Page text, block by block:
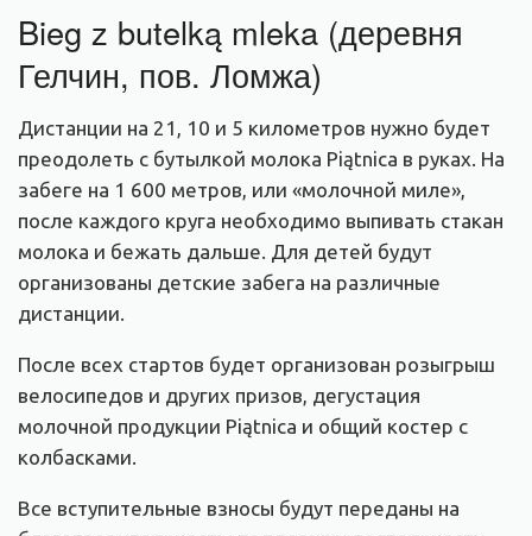
Bieg z butelką mleka (деревня
Гелчин, пов. Ломжа)
Дистанции на 21, 10 и 5 километров нужно будет
преодолеть с бутылкой молока Piątnica в руках. На
забеге на 1 600 метров, или «молочной миле»,
после каждого круга необходимо выпивать стакан
молока и бежать дальше. Для детей будут
организованы детские забега на различные
дистанции.
После всех стартов будет организован розыгрыш
велосипедов и других призов, дегустация
молочной продукции Piątnica и общий костер с
колбасками.
Все вступительные взносы будут переданы на